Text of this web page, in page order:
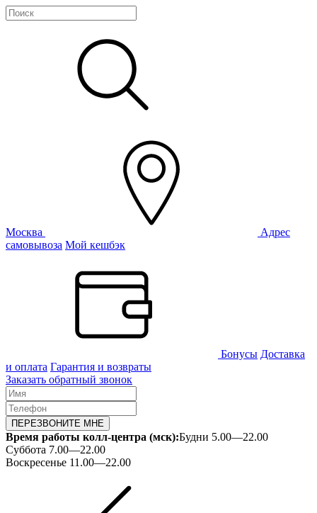
Москва
Адрес
самовывоза Мой кешбэк
Бонусы Доставка
и оплата Гарантия и возвраты
Заказать обратный звонок
ПЕРЕЗВОНИТЕ МНЕ
Время работы колл-центра (мск):Будни 5.00—22.00
Суббота 7.00—22.00
Воскресенье 11.00—22.00